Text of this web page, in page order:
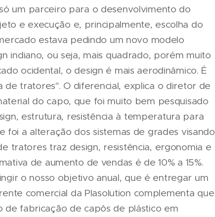
um parceiro para o desenvolvimento do
e execução e, principalmente, escolha do
estava pedindo um novo modelo
indiano, ou seja, mais quadrado, porém muito
ocidental, o design é mais aerodinâmico. É
de tratores". O diferencial, explica o diretor de
do capo, que foi muito bem pesquisado
estrutura, resistência à temperatura para
a alteração dos sistemas de grades visando
tratores traz design, resistência, ergonomia e
de aumento de vendas é de 10% a 15%.
o nosso objetivo anual, que é entregar um
comercial da Plasolution complementa que
de fabricação de capôs de plástico em